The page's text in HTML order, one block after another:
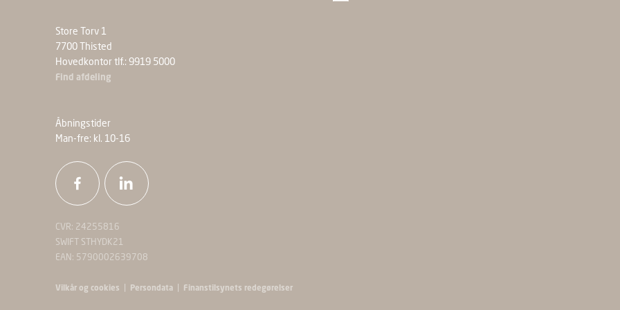
Store Torv 1
7700 Thisted
Hovedkontor tlf.: 9919 5000
Find afdeling
Åbningstider
Man-fre: kl. 10-16
CVR: 24255816
SWIFT STHYDK21
EAN: 5790002639708
Vilkår og cookies Persondata Finanstilsynets redegørelser